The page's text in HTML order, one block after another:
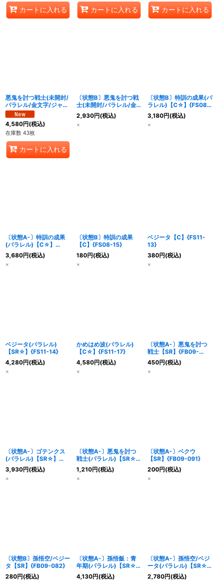
カートに入れる カートに入れる カートに入れる
悪鬼を討つ戦士(未開封/
パラレル/金文字/ジャネ
ンバ)【SR☆】{FB09-
096}
4,580円(税込)
在庫数 43枚
カートに入れる
〔状態B〕悪鬼を討つ戦
士(未開封/パラレル/金
文字/ジャネンバ)
【SR☆】{FB09-096}
2,930円(税込)
×
〔状態B〕特訓の成果(パ
ラレル)【C☆】{FS08-
15}
3,180円(税込)
×
〔状態A-〕特訓の成果
(パラレル)【C☆】
{FS08-15}
3,680円(税込)
×
〔状態B〕特訓の成果
【C】{FS08-15}
180円(税込)
×
ベジータ【C】{FS11-
13}
380円(税込)
×
ベジータ(パラレル)
【SR☆】{FS11-14}
4,280円(税込)
×
かめはめ波(パラレル)
【C☆】{FS11-17}
4,580円(税込)
×
〔状態A-〕悪鬼を討つ
戦士【SR】{FB09-
096}
450円(税込)
×
〔状態A-〕ゴテンクス
(パラレル)【SR☆】
{FS11-03}
3,930円(税込)
×
〔状態A-〕悪鬼を討つ
戦士(パラレル)【SR☆】
{FB09-096}
1,210円(税込)
×
〔状態A-〕ベクウ
【SR】{FB09-091}
200円(税込)
×
〔状態B〕孫悟空/ベジー
タ【SR】{FB09-082}
280円(税込)
〔状態A-〕孫悟飯：青
年期(パラレル)【SR☆】
{FS11-09}
4,130円(税込)
〔状態A-〕孫悟空/ベジ
ータ(パラレル)【SR☆】
{FB09-082}
2,780円(税込)